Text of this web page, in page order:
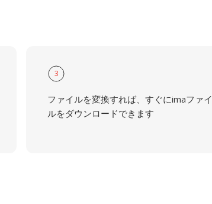
3
ファイルを変換すれば、すぐにimaファイ
ルをダウンロードできます